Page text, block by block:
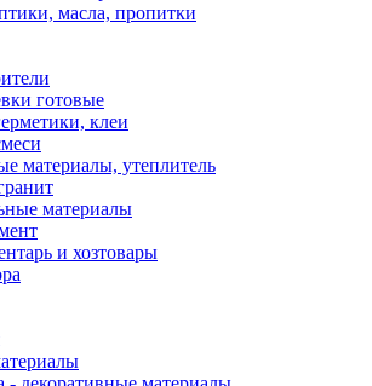
масла, пропитки
готовые
клеи
материалы, утеплитель
материалы
и хозтовары